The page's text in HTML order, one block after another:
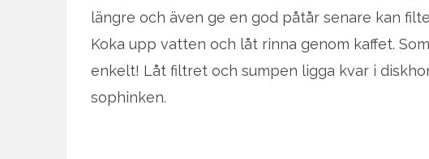
längre och även ge en god påtår senare kan
Koka upp vatten och låt rinna genom kaffet.
enkelt! Låt filtret och sumpen ligga kvar i
sophinken.